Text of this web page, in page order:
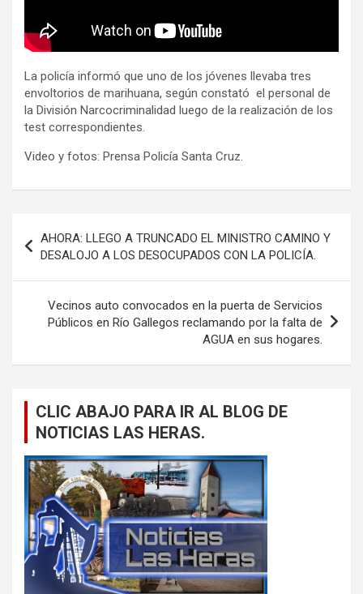
La policía informó que uno de los jóvenes llevaba tres
envoltorios de marihuana, según constató el personal de
la División Narcocriminalidad luego de la realización de los
test correspondientes.
Video y fotos: Prensa Policía Santa Cruz.
de
entradas
AHORA: LLEGO A TRUNCADO EL MINISTRO CAMINO Y
DESALOJO A LOS DESOCUPADOS CON LA POLICÍA.
Vecinos auto convocados en la puerta de Servicios
Públicos en Río Gallegos reclamando por la falta de
AGUA en sus hogares.
CLIC ABAJO PARA IR AL BLOG DE
NOTICIAS LAS HERAS.